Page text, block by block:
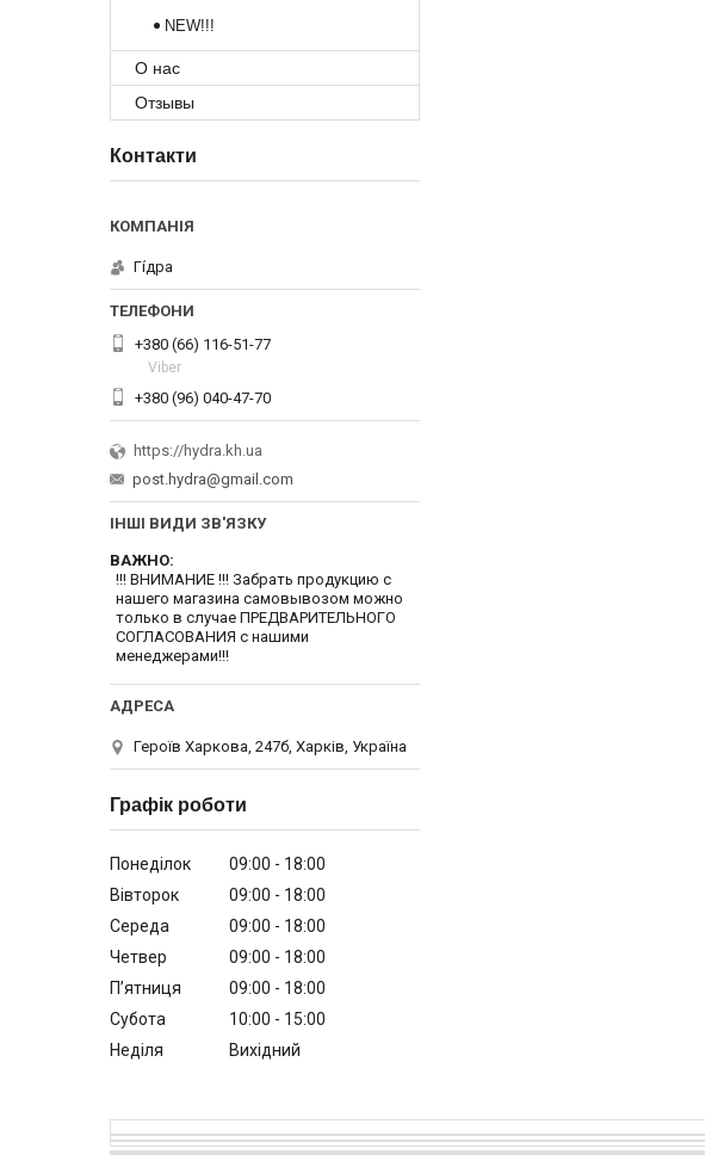
NEW!!!
О нас
Отзывы
Контакти
Гі́дра
+380 (66) 116-51-77
Viber
+380 (96) 040-47-70
https://hydra.kh.ua
post.hydra@gmail.com
ІНШІ ВИДИ ЗВ'ЯЗКУ
ВАЖНО
!!! ВНИМАНИЕ !!! Забрать продукцию с
нашего магазина самовывозом можно
только в случае ПРЕДВАРИТЕЛЬНОГО
СОГЛАСОВАНИЯ с нашими
менеджерами!!!
Героїв Харкова, 247б, Харків, Україна
Графік роботи
Понеділок 09:00
18:00
Вівторок
09:00
18:00
Середа
09:00
18:00
Четвер
09:00
18:00
Пʼятниця
09:00
18:00
Субота
10:00
15:00
Неділя
Вихідний